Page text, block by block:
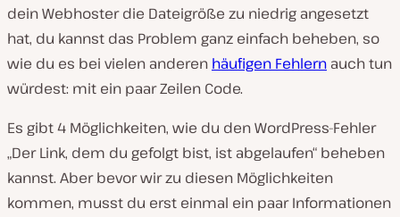
dein Webhoster die Dateigröße zu niedrig angesetzt
hat, du kannst das Problem ganz einfach beheben, so
wie du es bei vielen anderen häufigen Fehlern auch tun
würdest: mit ein paar Zeilen Code.
Es gibt 4 Möglichkeiten, wie du den WordPress-Fehler
„Der Link, dem du gefolgt bist, ist abgelaufen“ beheben
kannst. Aber bevor wir zu diesen Möglichkeiten
kommen, musst du erst einmal ein paar Informationen